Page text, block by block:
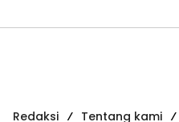
Redaksi Tentang kami